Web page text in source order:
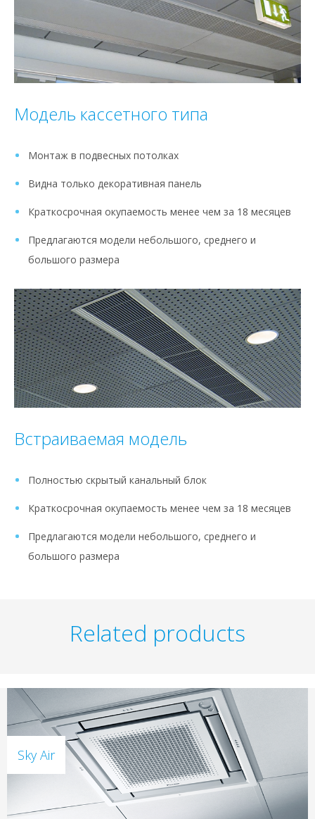
Модель кассетного типа
Монтаж в подвесных потолках
Видна только декоративная панель
Краткосрочная окупаемость менее чем за 18 месяцев
Предлагаются модели небольшого, среднего и
большого размера
Встраиваемая модель
Полностью скрытый канальный блок
Краткосрочная окупаемость менее чем за 18 месяцев
Предлагаются модели небольшого, среднего и
большого размера
Related products
Sky Air